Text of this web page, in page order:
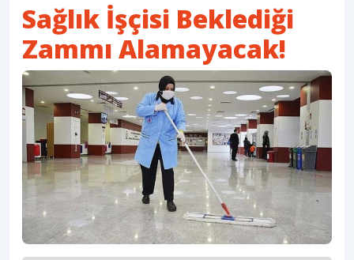
Sağlık İşçisi Beklediği
Zammı Alamayacak!